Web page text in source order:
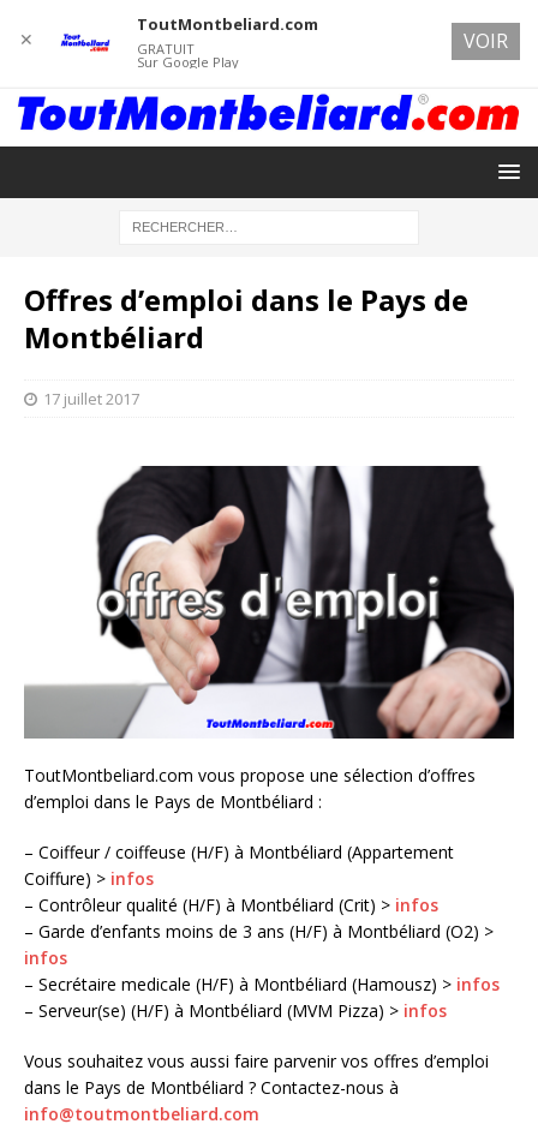
Offres d’emploi dans le Pays de
Montbéliard
17 juillet 2017
ToutMontbeliard.com vous propose une sélection d’offres
d’emploi dans le Pays de Montbéliard :
– Coiffeur / coiffeuse (H/F) à Montbéliard (Appartement
Coiffure) > infos
– Contrôleur qualité (H/F) à Montbéliard (Crit) > infos
– Garde d’enfants moins de 3 ans (H/F) à Montbéliard (O2) >
infos
– Secrétaire medicale (H/F) à Montbéliard (Hamousz) > infos
– Serveur(se) (H/F) à Montbéliard (MVM Pizza) > infos
Vous souhaitez vous aussi faire parvenir vos offres d’emploi
dans le Pays de Montbéliard ? Contactez-nous à
info@toutmontbeliard.com
✕
ToutMontbeliard.com
GRATUIT
Sur Google Play
VOIR